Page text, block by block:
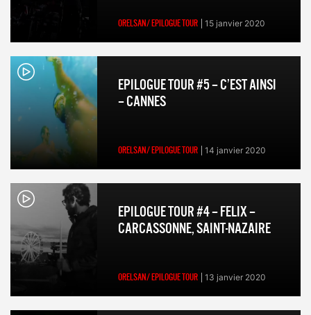
ORELSAN/ EPILOGUE TOUR 15 janvier 2020
EPILOGUE TOUR #5 – C’EST AINSI
– CANNES
ORELSAN/ EPILOGUE TOUR 14 janvier 2020
EPILOGUE TOUR #4 – FELIX –
CARCASSONNE, SAINT-NAZAIRE
ORELSAN/ EPILOGUE TOUR 13 janvier 2020